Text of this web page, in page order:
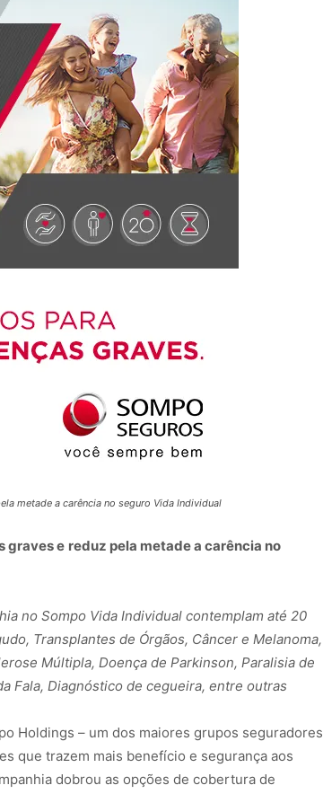
metade a carência no seguro Vida Individual
graves e reduz pela metade a carência no
no Sompo Vida Individual contemplam até 20
Transplantes de Órgãos, Câncer e Melanoma,
Múltipla, Doença de Parkinson, Paralisia de
Fala, Diagnóstico de cegueira, entre outras
Holdings – um dos maiores grupos seguradores
que trazem mais benefício e segurança aos
dobrou as opções de cobertura de